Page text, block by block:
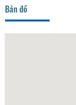
Bản đồ